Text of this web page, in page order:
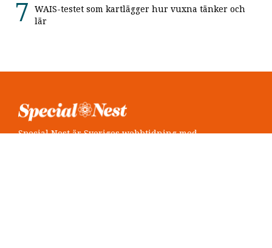
WAIS-testet som kartlägger hur vuxna tänker och
lär
Special Nest är Sveriges webbtidning med